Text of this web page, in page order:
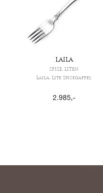
LAILA
SPISE, LITEN
Laila, Lite Spisegaffel
2.985,-